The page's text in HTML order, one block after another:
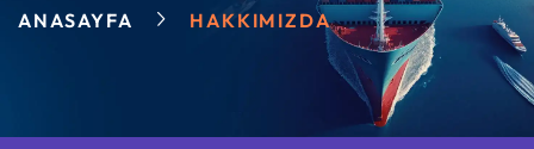
ANASAYFA HAKKIMIZDA